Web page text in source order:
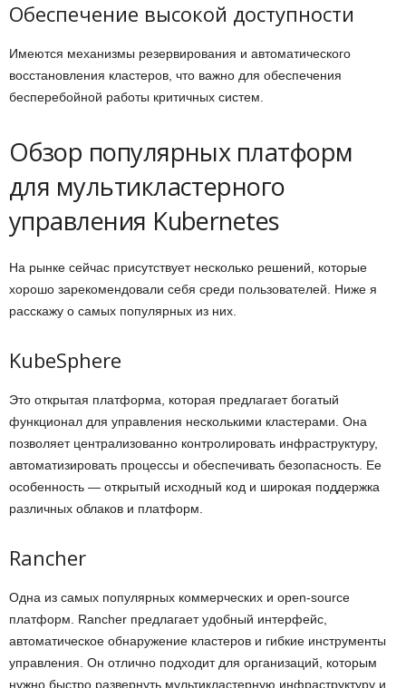
Обеспечение высокой доступности
Имеются механизмы резервирования и автоматического
восстановления кластеров, что важно для обеспечения
бесперебойной работы критичных систем.
Обзор популярных платформ
для мультикластерного
управления Kubernetes
На рынке сейчас присутствует несколько решений, которые
хорошо зарекомендовали себя среди пользователей. Ниже я
расскажу о самых популярных из них.
KubeSphere
Это открытая платформа, которая предлагает богатый
функционал для управления несколькими кластерами. Она
позволяет централизованно контролировать инфраструктуру,
автоматизировать процессы и обеспечивать безопасность. Ее
особенность — открытый исходный код и широкая поддержка
различных облаков и платформ.
Rancher
Одна из самых популярных коммерческих и open-source
платформ. Rancher предлагает удобный интерфейс,
автоматическое обнаружение кластеров и гибкие инструменты
управления. Он отлично подходит для организаций, которым
нужно быстро развернуть мультикластерную инфраструктуру и